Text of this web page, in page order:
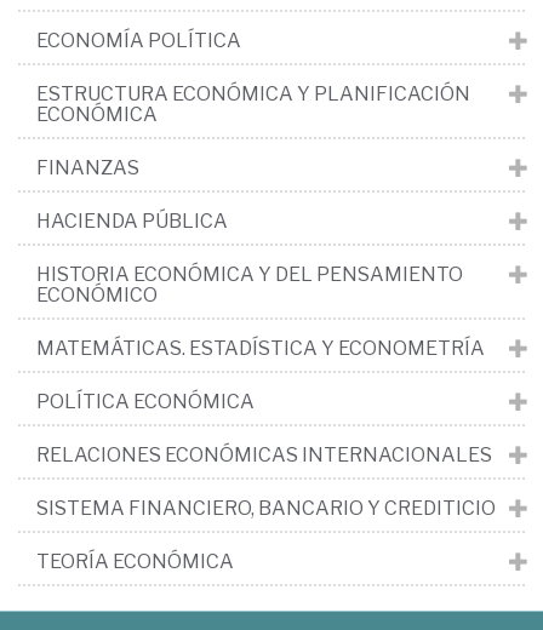
ECONOMÍA POLÍTICA
ESTRUCTURA ECONÓMICA Y PLANIFICACIÓN
ECONÓMICA
FINANZAS
HACIENDA PÚBLICA
HISTORIA ECONÓMICA Y DEL PENSAMIENTO
ECONÓMICO
MATEMÁTICAS. ESTADÍSTICA Y ECONOMETRÍA
POLÍTICA ECONÓMICA
RELACIONES ECONÓMICAS INTERNACIONALES
SISTEMA FINANCIERO, BANCARIO Y CREDITICIO
TEORÍA ECONÓMICA